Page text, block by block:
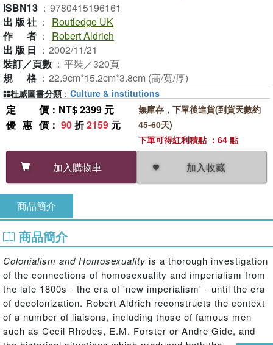
ISBN13 ： 9780415196161
出版社 ：
Routledge UK
作者 ：
Robert Aldrich
出版日 ： 2002/11/21
裝訂／頁數 ： 平裝／320頁
規格 ： 22.9cm*15.2cm*3.8cm (高/寬/厚)
定價 ：NT$ 2399 元
優惠價 ： 90折2159 元
加入購物車 加入收藏
無庫存，下單後進貨(到貨天數約
45-60天)
下單可得紅利積點 ：64 點
杜威圖書分類 ： Culture & institutions
商品簡介
商品簡介
Colonialism and Homosexuality is a thorough investigation
of the connections of homosexuality and imperialism from
the late 1800s - the era of 'new imperialism' - until the era
of decolonization. Robert Aldrich reconstructs the context
of a number of liaisons, including those of famous men
such as Cecil Rhodes, E.M. Forster or Andre Gide, and